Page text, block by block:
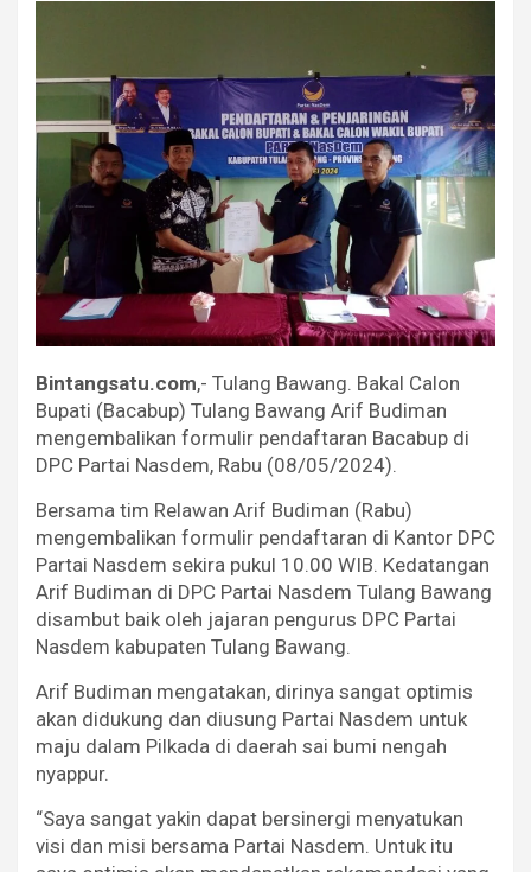
Bintangsatu.com,- Tulang Bawang. Bakal Calon
Bupati (Bacabup) Tulang Bawang Arif Budiman
mengembalikan formulir pendaftaran Bacabup di
DPC Partai Nasdem, Rabu (08/05/2024).
Bersama tim Relawan Arif Budiman (Rabu)
mengembalikan formulir pendaftaran di Kantor DPC
Partai Nasdem sekira pukul 10.00 WIB. Kedatangan
Arif Budiman di DPC Partai Nasdem Tulang Bawang
disambut baik oleh jajaran pengurus DPC Partai
Nasdem kabupaten Tulang Bawang.
Arif Budiman mengatakan, dirinya sangat optimis
akan didukung dan diusung Partai Nasdem untuk
maju dalam Pilkada di daerah sai bumi nengah
nyappur.
“Saya sangat yakin dapat bersinergi menyatukan
visi dan misi bersama Partai Nasdem. Untuk itu